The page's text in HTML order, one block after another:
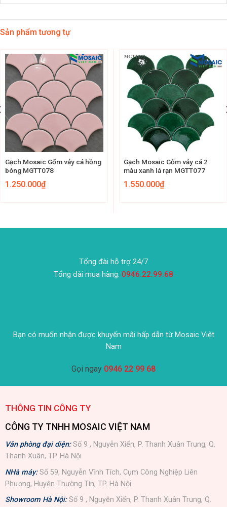
Sản phẩm tương tự
Gạch Mosaic Gốm vảy cá hồng
bóng MGTT078
1.250.000₫
Gạch Mosaic Gốm vảy cá 2
màu xanh lá rạn MGTT077
1.550.000₫
Tổng đài hỗ trợ 24/7
Tổng đài mua hàng: 0946.22.99.68
Bạn có muốn nhận được khuyến mãi hấp dẫn từ Mosaic Việt
Nam
Gọi ngay 0946 22 99 68
THÔNG TIN CÔNG TY
CÔNG TY TNHH MOSAIC VIỆT NAM
Văn phòng đại diện:Số 9 , Nguyễn Xiển, P. Thanh Xuân Trung, Q.
Thanh Xuân, TP. Hà Nội
NHà máy: Số 59, Nguyễn Vĩnh Tích, Cụm Công Nghiệp Liên
Phương, Huyện Thường Tín, TP. Hà Nội
Showroom Hà Nội: Số 9 , Nguyễn Xiển, P. Thanh Xuân Trung, Q.